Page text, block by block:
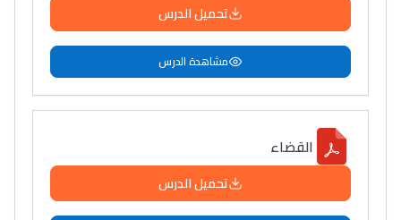
تحميل الدرس
مشاهدة الدرس
القضاء
تحميل الدرس